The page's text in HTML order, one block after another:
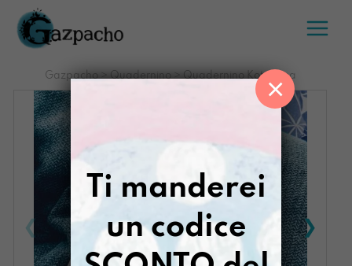
Salta
contenuto
Gazpacho> Quadernino> Quadernino Kototama
Ti manderei
un codice
×